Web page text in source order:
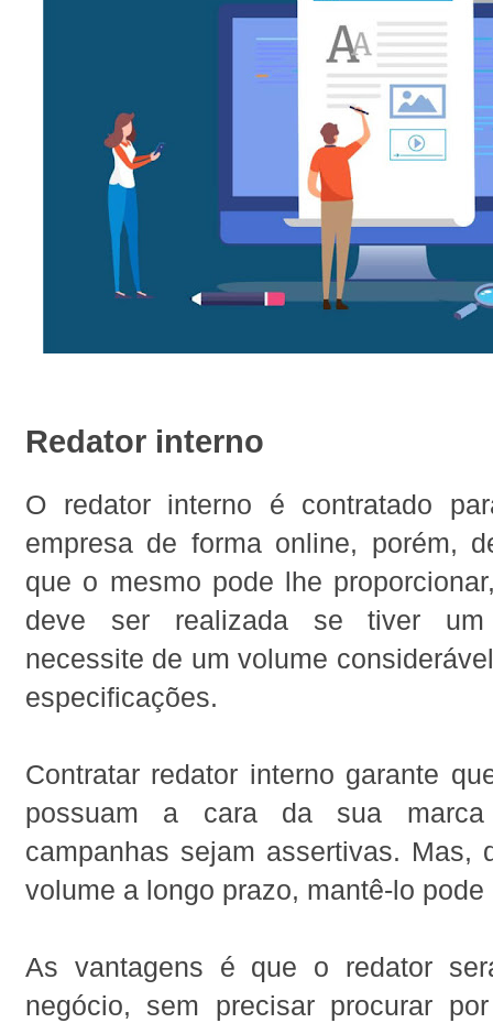
Redator interno
O redator interno é contratado
empresa de forma online, porém,
que o mesmo pode lhe
deve ser realizada se tiver um
necessite de um volume
especificações.
Contratar redator interno garante
possuam a cara da sua
campanhas sejam assertivas. Mas,
volume a longo prazo, mantê-lo
As vantagens é que o redator
negócio, sem precisar procurar